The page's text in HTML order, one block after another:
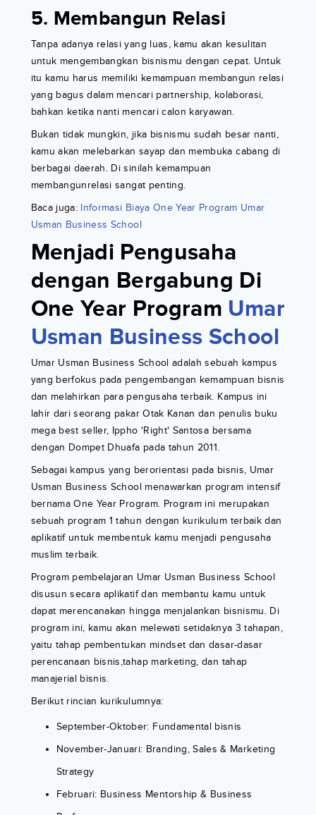
5. Membangun Relasi
Tanpa adanya relasi yang luas, kamu akan kesulitan
untuk mengembangkan bisnismu dengan cepat. Untuk
itu kamu harus memiliki kemampuan membangun relasi
yang bagus dalam mencari partnership, kolaborasi,
bahkan ketika nanti mencari calon karyawan.
Bukan tidak mungkin, jika bisnismu sudah besar nanti,
kamu akan melebarkan sayap dan membuka cabang di
berbagai daerah. Di sinilah kemampuan
membangunrelasi sangat penting.
Baca juga: Informasi Biaya One Year Program Umar
Usman Business School
Menjadi Pengusaha
dengan Bergabung Di
One Year Program Umar
Usman Business School
Umar Usman Business School adalah sebuah kampus
yang berfokus pada pengembangan kemampuan bisnis
dan melahirkan para pengusaha terbaik. Kampus ini
lahir dari seorang pakar Otak Kanan dan penulis buku
mega best seller, Ippho 'Right' Santosa bersama
dengan Dompet Dhuafa pada tahun 2011.
Sebagai kampus yang berorientasi pada bisnis, Umar
Usman Business School menawarkan program intensif
bernama One Year Program. Program ini merupakan
sebuah program 1 tahun dengan kurikulum terbaik dan
aplikatif untuk membentuk kamu menjadi pengusaha
muslim terbaik.
Program pembelajaran Umar Usman Business School
disusun secara aplikatif dan membantu kamu untuk
dapat merencanakan hingga menjalankan bisnismu. Di
program ini, kamu akan melewati setidaknya 3 tahapan,
yaitu tahap pembentukan mindset dan dasar-dasar
perencanaan bisnis,tahap marketing, dan tahap
manajerial bisnis.
Berikut rincian kurikulumnya:
September-Oktober: Fundamental bisnis
November-Januari: Branding, Sales & Marketing
Strategy
Februari: Business Mentorship & Business